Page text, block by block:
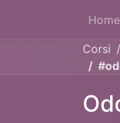
Home
Corsi